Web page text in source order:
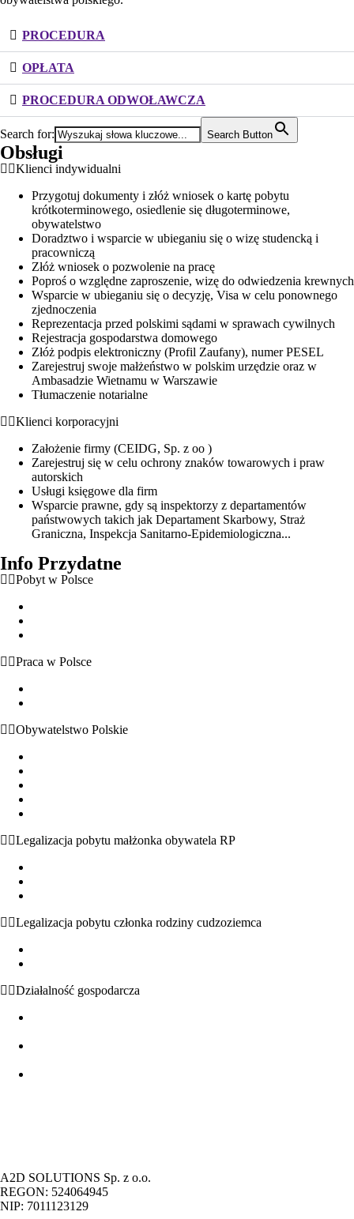
PROCEDURA
OPŁATA
PROCEDURA ODWOŁAWCZA
Search for: Search Button
Obsługi
Klienci indywidualni
Przygotuj dokumenty i złóż wniosek o kartę pobytu
krótkoterminowego, osiedlenie się długoterminowe,
obywatelstwo
Doradztwo i wsparcie w ubieganiu się o wizę studencką i
pracowniczą
Złóż wniosek o pozwolenie na pracę
Poproś o względne zaproszenie, wizę do odwiedzenia krewnych
Wsparcie w ubieganiu się o decyzję, Visa w celu ponownego
zjednoczenia
Reprezentacja przed polskimi sądami w sprawach cywilnych
Rejestracja gospodarstwa domowego
Złóż podpis elektroniczny (Profil Zaufany), numer PESEL
Zarejestruj swoje małżeństwo w polskim urzędzie oraz w
Ambasadzie Wietnamu w Warszawie
Tłumaczenie notarialne
Klienci korporacyjni
Założenie firmy (CEIDG, Sp. z oo )
Zarejestruj się w celu ochrony znaków towarowych i praw
autorskich
Usługi księgowe dla firm
Wsparcie prawne, gdy są inspektorzy z departamentów
państwowych takich jak Departament Skarbowy, Straż
Graniczna, Inspekcja Sanitarno-Epidemiologiczna...
Info Przydatne
Pobyt w Polsce
Praca w Polsce
Obywatelstwo Polskie
Legalizacja pobytu małżonka obywatela RP
Legalizacja pobytu członka rodziny cudzoziemca
Działalność gospodarcza
A2D SOLUTIONS Sp. z o.o.
REGON: 524064945
NIP: 7011123129